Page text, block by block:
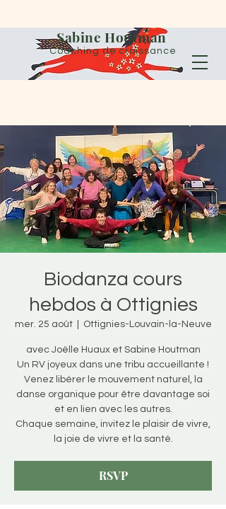
Sabine Houtman
Coaching de croissance
Biodanza cours
hebdos à Ottignies
mer. 25 août
  |
Ottignies-Louvain-la-Neuve
avec Joëlle Huaux et Sabine Houtman
Un RV joyeux dans une tribu accueillante !
Venez libérer le mouvement naturel, la
danse organique pour être davantage soi
et en lien avec les autres.
Chaque semaine, invitez le plaisir de vivre,
la joie de vivre et la santé.
RSVP